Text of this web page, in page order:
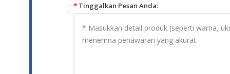
* Tinggalkan Pesan Anda: